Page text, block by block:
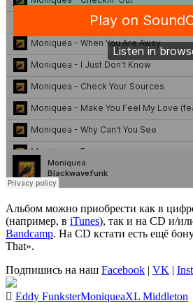
Альбом можно приобрести как в
(например, в iTunes), так и на CD и/
Bandcamp. На CD кстати есть ещё
That».
Подпишись на наш Facebook | VK |
Eddy FunksterMoniqueaXL Middleton